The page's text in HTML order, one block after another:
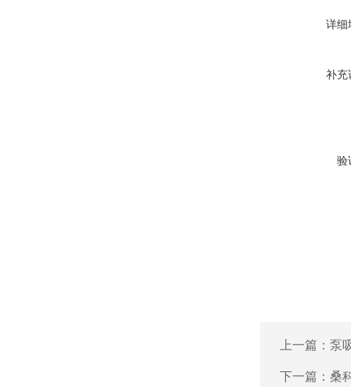
详细
补充
验
上一篇： 泵
下一篇： 桑